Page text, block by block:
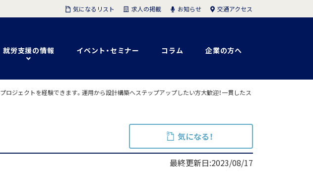
就労支援の情報 イベント・セミナー コラム 企業の方へ
気になるリスト 求人の掲載 お知らせ 交通アクセス
ジェクトを経験できます。運用から設計構築へステップアップしたい方大歓迎！一貫したス
気になる！
最終更新日:2023/08/17